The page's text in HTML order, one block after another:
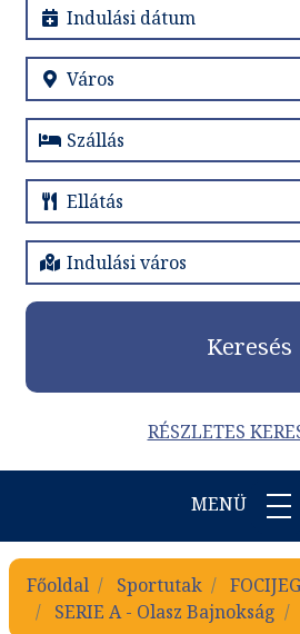
Keresés
RÉSZLETES
MENÜ
Főoldal Sportutak
SERIE A - Olasz Bajnokság